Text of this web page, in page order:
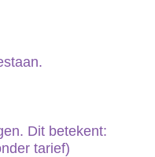
Dit betekent:
tarief)